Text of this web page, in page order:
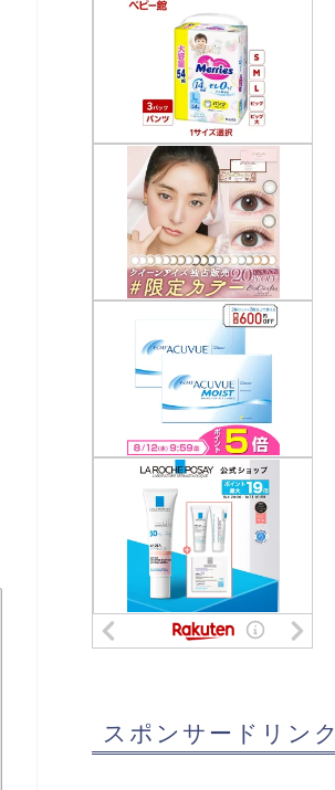
スポンサードリンク